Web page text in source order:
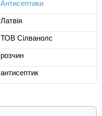
Антисептики
Латвія
ТОВ Сілванолс
розчин
антисептик